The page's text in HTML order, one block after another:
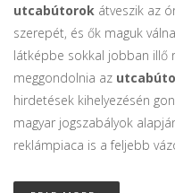
utcabútorok átveszik az
szerepét, és ők maguk
látképbe sokkal jobban illő
meggondolnia az
hirdetések kihelyezésén
magyar jogszabályok
reklámpiaca is a feljebb